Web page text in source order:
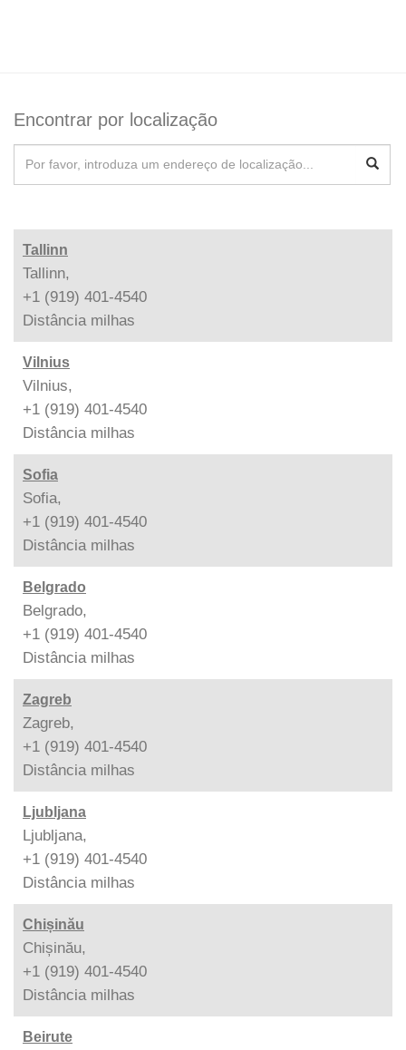
Encontrar por localização
Tallinn
Tallinn,
+1 (919) 401-4540
Distância milhas
Vilnius
Vilnius,
+1 (919) 401-4540
Distância milhas
Sofia
Sofia,
+1 (919) 401-4540
Distância milhas
Belgrado
Belgrado,
+1 (919) 401-4540
Distância milhas
Zagreb
Zagreb,
+1 (919) 401-4540
Distância milhas
Ljubljana
Ljubljana,
+1 (919) 401-4540
Distância milhas
Chișinău
Chișinău,
+1 (919) 401-4540
Distância milhas
Beirute